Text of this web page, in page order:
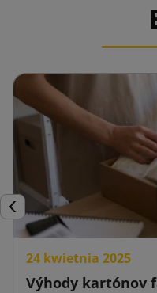
Späť
24 kwietnia 2025
Výhody kartónov